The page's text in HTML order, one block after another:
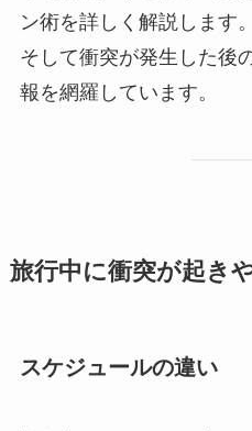
ン術を詳しく解説します
そして衝突が発生した後
報を網羅しています。
旅行中に衝突が起き
スケジュールの違い